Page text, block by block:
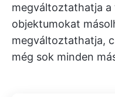
megváltoztathatja
objektumokat
megváltoztathatja,
még sok minden